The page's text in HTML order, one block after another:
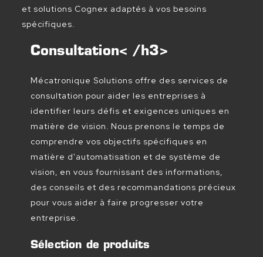
et solutions Cognex adaptés à vos besoins
spécifiques.
Consultation< /h3>
Mécatronique Solutions offre des services de
consultation pour aider les entreprises à
identifier leurs défis et exigences uniques en
matière de vision. Nous prenons le temps de
comprendre vos objectifs spécifiques en
matière d'automatisation et de système de
vision, en vous fournissant des informations,
des conseils et des recommandations précieux
pour vous aider à faire progresser votre
entreprise.
Sélection de produits